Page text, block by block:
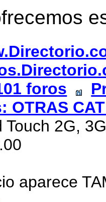
foros
OTRAS
Touch 2G,
aparece